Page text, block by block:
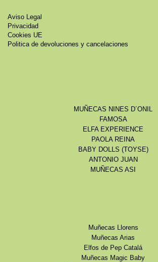
Aviso Legal
Privacidad
Cookies UE
Politica de devoluciones y cancelaciones
MUÑECAS NINES D´ONIL
FAMOSA
ELFA EXPERIENCE
PAOLA REINA
BABY DOLLS (TOYSE)
ANTONIO JUAN
MUÑECAS ASI
Muñecas Llorens
Muñecas Arias
Elfos de Pep Catalá
Muñecas Magic Baby